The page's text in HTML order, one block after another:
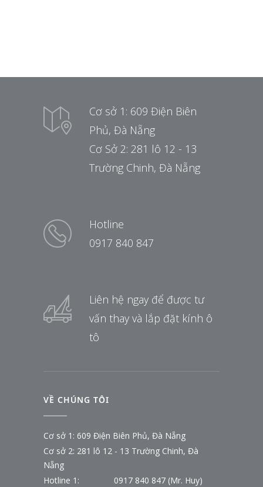
Cơ sở 1: 609 Điện Biên
Phủ, Đà Nẵng
Cơ Sở 2: 281 lô 12 - 13
Trường Chinh, Đà Nẵng
Hotline
0917 840 847
Liên hệ ngay để được tư
vấn thay và lắp đặt kính ô
tô
VỀ CHÚNG TÔI
Cơ sở 1: 609 Điện Biên Phủ, Đà Nẵng
Cơ sở 2: 281 lô 12 - 13 Trường Chinh, Đà
Nẵng
Hotline 1:
0917 840 847 (Mr. Huy)